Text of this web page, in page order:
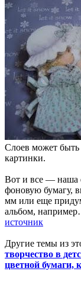
Слоев может
картинки.
Вот и все — наша
фоновую бумагу,
мм или еще
альбом,
источник
Другие темы из
творчество в
цветной бумаги,